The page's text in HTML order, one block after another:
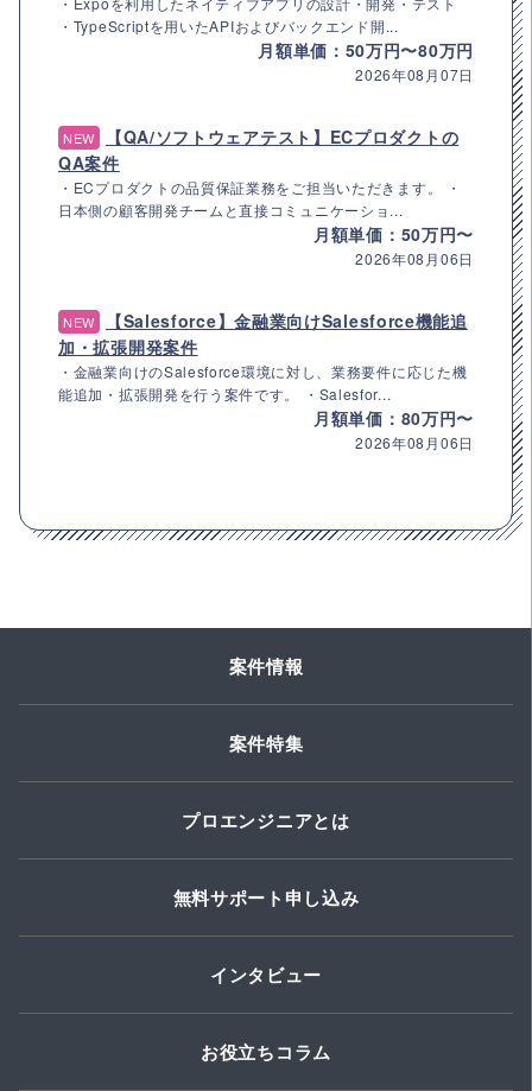
・TypeScriptを用いたAPIおよびバックエンド開...
月額単価：50万円〜80万円
2026年08月07日
NEW
【QA/ソフトウェアテスト】ECプロダクトの
QA案件
・ECプロダクトの品質保証業務をご担当いただきます。 ・
日本側の顧客開発チームと直接コミュニケーショ...
月額単価：50万円〜
2026年08月06日
NEW
【Salesforce】金融業向けSalesforce機能追
加・拡張開発案件
・金融業向けのSalesforce環境に対し、業務要件に応じた機
能追加・拡張開発を行う案件です。 ・Salesfor...
月額単価：80万円〜
2026年08月06日
案件情報
案件特集
プロエンジニアとは
無料サポート申し込み
インタビュー
お役立ちコラム